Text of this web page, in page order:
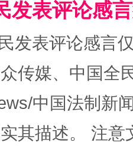
你上场
发表评论感
发表评论感言
传媒、中国全
中国法制新
其描述。 注